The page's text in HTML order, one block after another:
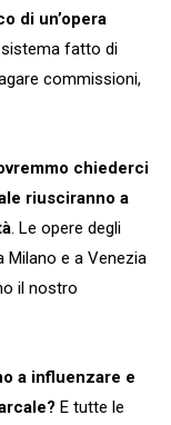
di un’opera
fatto di
commissioni,
chiederci
riusciranno a
. Le opere degli
Milano e a Venezia
il nostro
a influenzare e
E tutte le